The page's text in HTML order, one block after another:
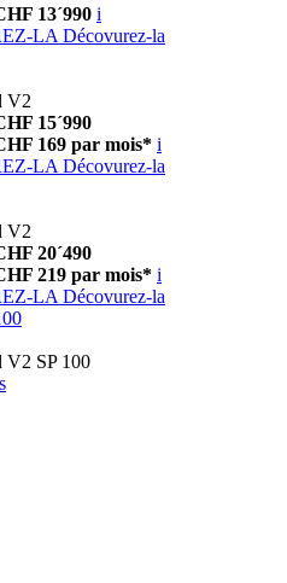
13´990 i
LA Décovurez-la
V2
15´990
169 par mois* i
LA Décovurez-la
V2
20´490
219 par mois* i
LA Décovurez-la
V2 SP 100